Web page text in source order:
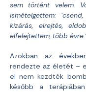
sem történt velem.
ismételgettem:
kizárás, elrejtés,
elfelejtettem, több
Azokban az
rendezte az életét –
el nem kezdték
később a